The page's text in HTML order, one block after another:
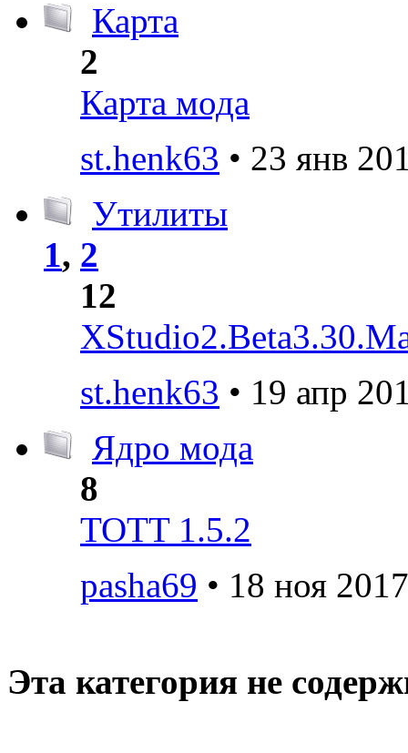
Карта
2
Карта мода
st.henk63 • 23 янв
Утилиты
1, 2
12
st.henk63 • 19 апр
Ядро мода
8
TOTT 1.5.2
pasha69 • 18 ноя
Эта категория не